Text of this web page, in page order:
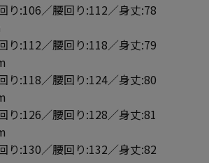
り:106／腰回り:112／身丈:78
り:112／腰回り:118／身丈:79
り:118／腰回り:124／身丈:80
り:126／腰回り:128／身丈:81
り:130／腰回り:132／身丈:82